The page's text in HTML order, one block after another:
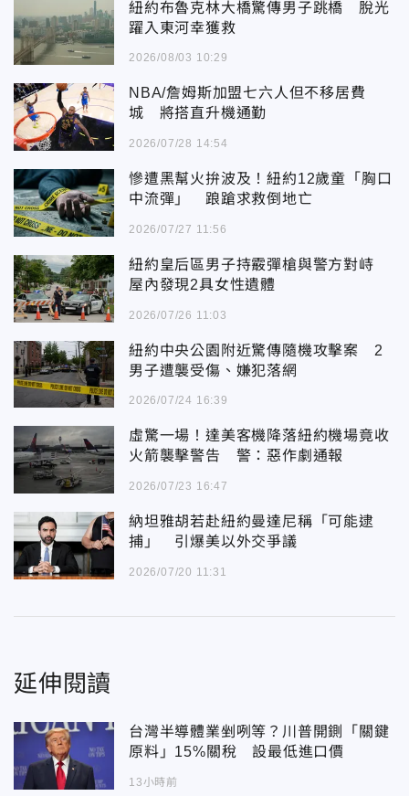
紐約布魯克林大橋驚傳男子跳橋 脫光
躍入東河幸獲救
2026/08/03 10:29
NBA/詹姆斯加盟七六人但不移居費
城 將搭直升機通勤
2026/07/28 14:54
慘遭黑幫火拚波及！紐約12歲童「胸口
中流彈」 踉蹌求救倒地亡
2026/07/27 11:56
紐約皇后區男子持霰彈槍與警方對峙
屋內發現2具女性遺體
2026/07/26 11:03
紐約中央公園附近驚傳隨機攻擊案 2
男子遭襲受傷、嫌犯落網
2026/07/24 16:39
虛驚一場！達美客機降落紐約機場竟收
火箭襲擊警告 警：惡作劇通報
2026/07/23 16:47
納坦雅胡若赴紐約曼達尼稱「可能逮
捕」 引爆美以外交爭議
2026/07/20 11:31
延伸閱讀
台灣半導體業剉咧等？川普開鍘「關鍵
原料」15%關稅 設最低進口價
13小時前